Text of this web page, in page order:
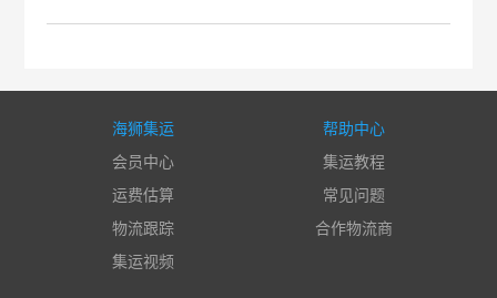
海狮集运
会员中心
运费估算
物流跟踪
集运视频
帮助中心
集运教程
常见问题
合作物流商